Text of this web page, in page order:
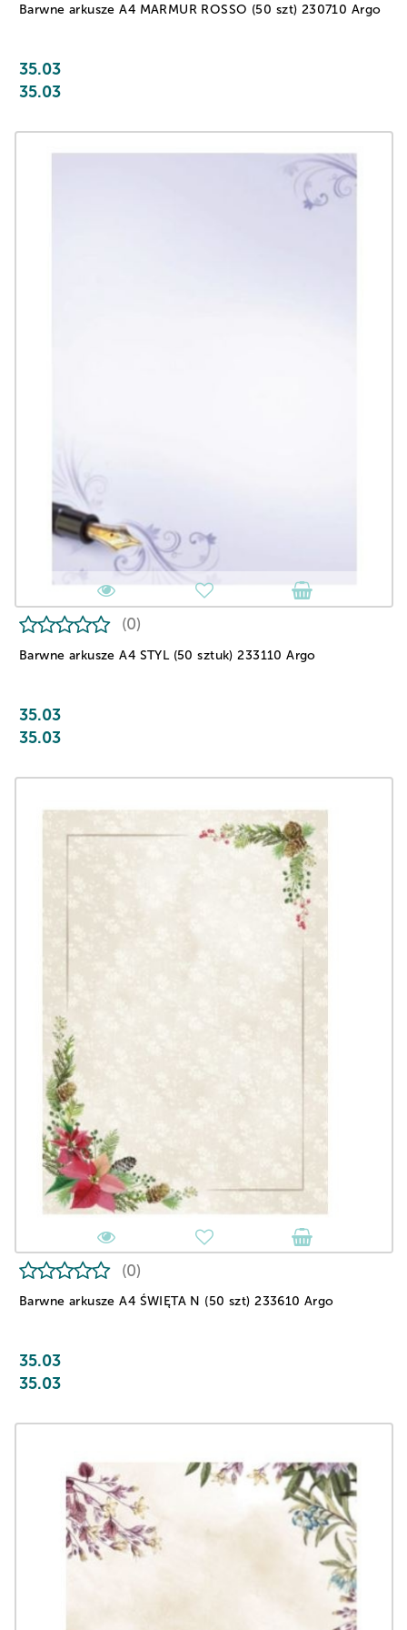
Barwne arkusze A4 MARMUR ROSSO (50 szt) 230710 Argo
35.03
35.03
Barwne arkusze A4 STYL (50 sztuk) 233110 Argo
(0)
35.03
35.03
Barwne arkusze A4 ŚWIĘTA N (50 szt) 233610 Argo
(0)
35.03
35.03